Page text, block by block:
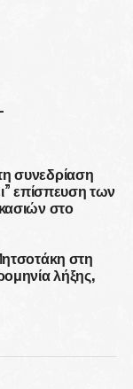
συνεδρίαση
επίσπευση των
στο
στη
λήξης,